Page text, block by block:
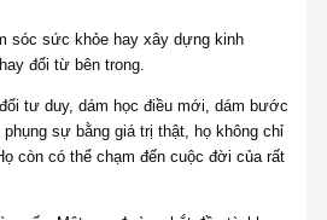
sóc sức khỏe hay xây dựng kinh
đổi từ bên trong.
tư duy, dám học điều mới, dám bước
sự bằng giá trị thật, họ không chỉ
còn có thể chạm đến cuộc đời của rất